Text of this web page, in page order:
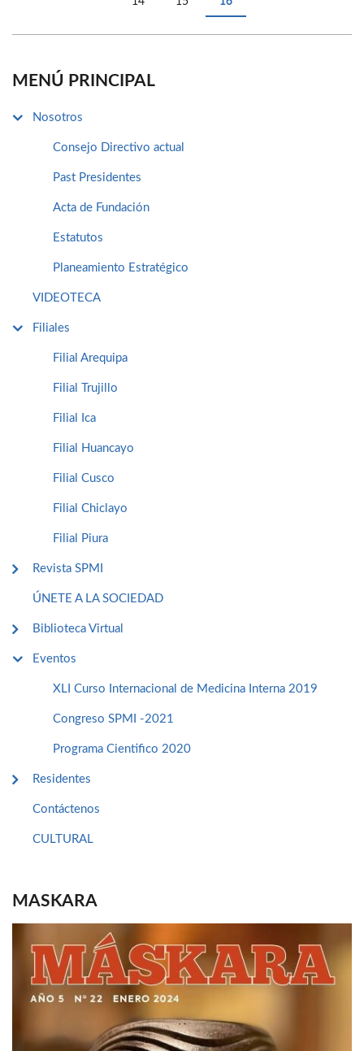
MENÚ PRINCIPAL
Nosotros
Consejo Directivo actual
Past Presidentes
Acta de Fundación
Estatutos
Planeamiento Estratégico
VIDEOTECA
Filiales
Filial Arequipa
Filial Trujillo
Filial Ica
Filial Huancayo
Filial Cusco
Filial Chiclayo
Filial Piura
Revista SPMI
ÚNETE A LA SOCIEDAD
Biblioteca Virtual
Eventos
XLI Curso Internacional de Medicina Interna 2019
Congreso SPMI -2021
Programa Cientifico 2020
Residentes
Contáctenos
CULTURAL
MASKARA